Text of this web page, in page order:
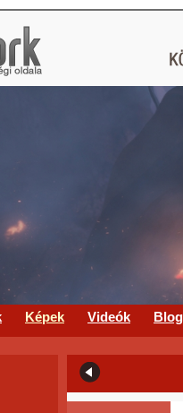
Képek Videók Blog